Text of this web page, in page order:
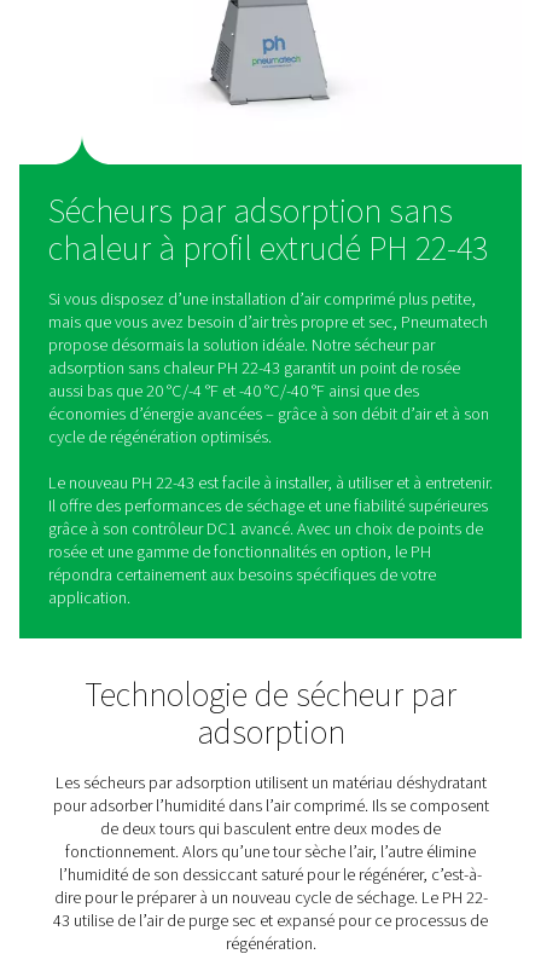
Le kit de montage mural en option garantit une installation
flexible. Le contrôleur DC1 permet un fonctionnement
intuitif et des performances de séchage optimales.
Sécheurs par adsorption
chaleur à profil extrudé PH
Si vous disposez d’une installation d’air comprimé